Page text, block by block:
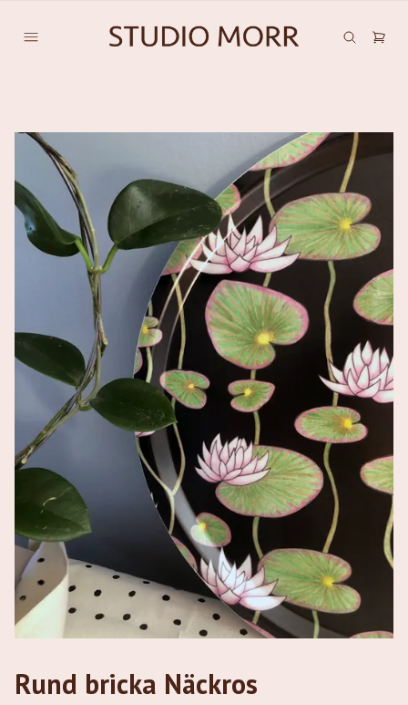
Rund bricka Näckros